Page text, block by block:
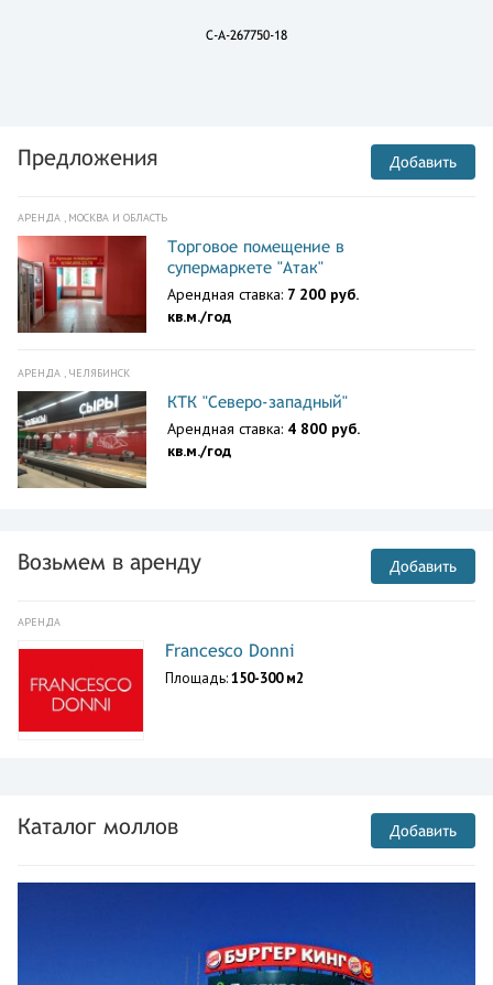
C-A-267750-18
Предложения Добавить
АРЕНДА , МОСКВА И ОБЛАСТЬ
Торговое помещение в
супермаркете "Атак"
Арендная ставка: 7 200 руб.
кв.м./год
АРЕНДА , ЧЕЛЯБИНСК
КТК "Северо-западный"
Арендная ставка: 4 800 руб.
кв.м./год
Возьмем в аренду Добавить
АРЕНДА
Francesco Donni
Площадь:150-300 м2
Каталог моллов Добавить